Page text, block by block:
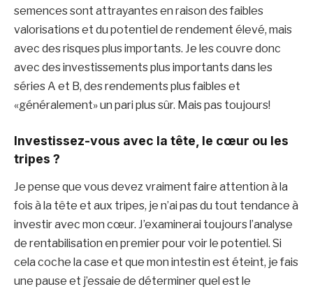
semences sont attrayantes en raison des faibles
valorisations et du potentiel de rendement élevé, mais
avec des risques plus importants. Je les couvre donc
avec des investissements plus importants dans les
séries A et B, des rendements plus faibles et
«généralement» un pari plus sûr. Mais pas toujours!
Investissez-vous avec la tête, le cœur ou les
tripes ?
Je pense que vous devez vraiment faire attention à la
fois à la tête et aux tripes, je n’ai pas du tout tendance à
investir avec mon cœur. J’examinerai toujours l’analyse
de rentabilisation en premier pour voir le potentiel. Si
cela coche la case et que mon intestin est éteint, je fais
une pause et j’essaie de déterminer quel est le